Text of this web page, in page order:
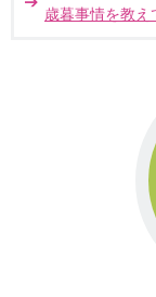
歳暮事情を教え